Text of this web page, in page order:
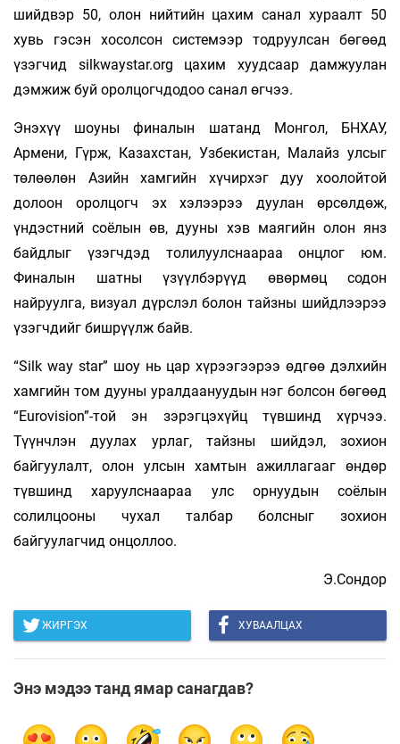
шийдвэр 50, олон нийтийн цахим санал хураалт 50
хувь гэсэн хосолсон системээр тодруулсан бөгөөд
үзэгчид silkwaystar.org цахим хуудсаар дамжуулан
дэмжиж буй оролцогчдодоо санал өгчээ.
Энэхүү шоуны финалын шатанд Монгол, БНХАУ,
Армени, Гүрж, Казахстан, Узбекистан, Малайз улсыг
төлөөлөн Азийн хамгийн хүчирхэг дуу хоолойтой
долоон оролцогч эх хэлээрээ дуулан өрсөлдөж,
үндэстний соёлын өв, дууны хэв маягийн олон янз
байдлыг үзэгчдэд толилуулснаараа онцлог юм.
Финалын шатны үзүүлбэрүүд өвөрмөц содон
найруулга, визуал дүрслэл болон тайзны шийдлээрээ
үзэгчдийг бишрүүлж байв.
“Silk way star” шоу нь цар хүрээгээрээ өдгөө дэлхийн
хамгийн том дууны уралдаануудын нэг болсон бөгөөд
“Eurovision”-той эн зэрэгцэхүйц түвшинд хүрчээ.
Түүнчлэн дуулах урлаг, тайзны шийдэл, зохион
байгуулалт, олон улсын хамтын ажиллагааг өндөр
түвшинд харуулснаараа улс орнуудын соёлын
солилцооны чухал талбар болсныг зохион
байгуулагчид онцоллоо.
Э.Сондор
ЖИРГЭХ ХУВААЛЦАХ
Энэ мэдээ танд ямар санагдав?